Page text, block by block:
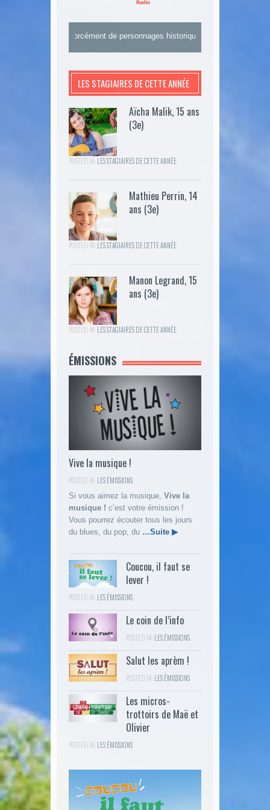
parlons pas forcément de personnages historiques.
LES STAGIAIRES DE CETTE ANNÉE
Aïcha Malik, 15 ans
(3e)
POSTED IN:LES STAGIAIRES DE CETTE ANNÉE
Mathieu Perrin, 14
ans (3e)
POSTED IN:LES STAGIAIRES DE CETTE ANNÉE
Manon Legrand, 15
ans (3e)
POSTED IN:LES STAGIAIRES DE CETTE ANNÉE
ÉMISSIONS
Vive la musique !
POSTED IN:LES ÉMISSIONS
Si vous aimez la musique, Vive la
musique ! c’est votre émission !
Vous pourrez écouter tous les jours
du blues, du pop, du …Suite ▶
Coucou, il faut se
lever !
POSTED IN:LES ÉMISSIONS
Le coin de l’info
POSTED IN:LES ÉMISSIONS
Salut les aprèm !
POSTED IN:LES ÉMISSIONS
Les micros-
trottoirs de Maë et
Olivier
POSTED IN:LES ÉMISSIONS